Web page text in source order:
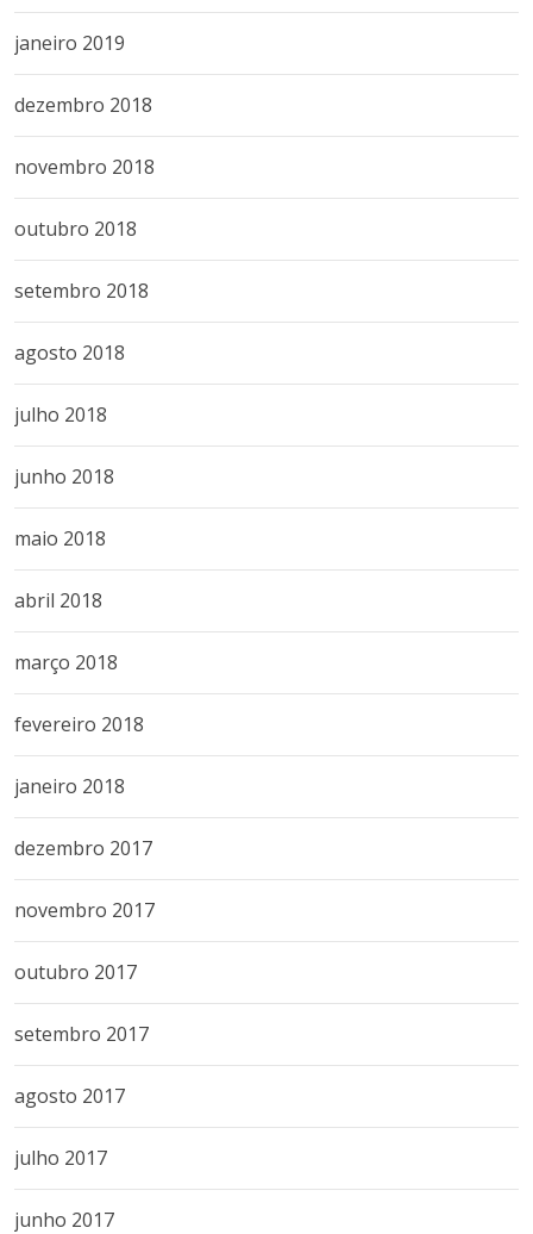
janeiro 2019
dezembro 2018
novembro 2018
outubro 2018
setembro 2018
agosto 2018
julho 2018
junho 2018
maio 2018
abril 2018
março 2018
fevereiro 2018
janeiro 2018
dezembro 2017
novembro 2017
outubro 2017
setembro 2017
agosto 2017
julho 2017
junho 2017